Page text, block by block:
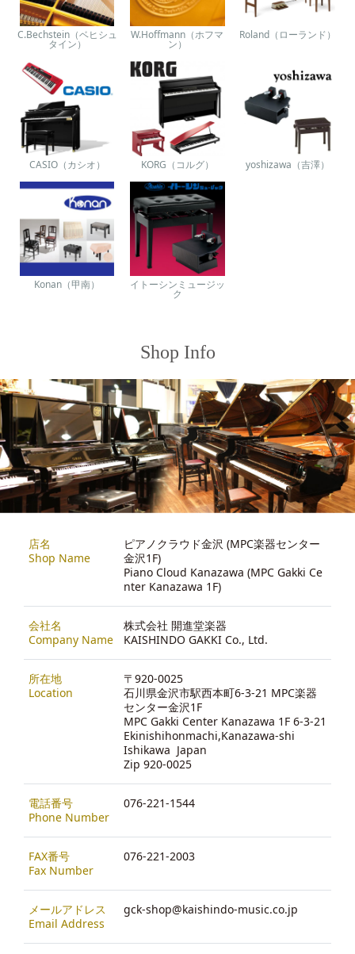
C.Bechstein（ベヒシュ
タイン）
W.Hoffmann（ホフマ
ン）
Roland（ローランド）
CASIO（カシオ） KORG（コルグ） yoshizawa（吉澤）
Konan（甲南） イトーシンミュージッ
ク
Shop Info
店名
Shop Name
ピアノクラウド金沢 (MPC楽器センター
金沢1F)
Piano Cloud Kanazawa (MPC Gakki Ce
nter Kanazawa 1F)
会社名
Company Name
株式会社 開進堂楽器
KAISHINDO GAKKI Co., Ltd.
所在地
Location
〒920-0025
石川県金沢市駅西本町6-3-21 MPC楽器
センター金沢1F
MPC Gakki Center Kanazawa 1F 6-3-21
Ekinishihonmachi,Kanazawa-shi
Ishikawa Japan
Zip 920-0025
電話番号
Phone Number
076-221-1544
FAX番号
Fax Number
076-221-2003
メールアドレス
Email Address
gck-shop@kaishindo-music.co.jp